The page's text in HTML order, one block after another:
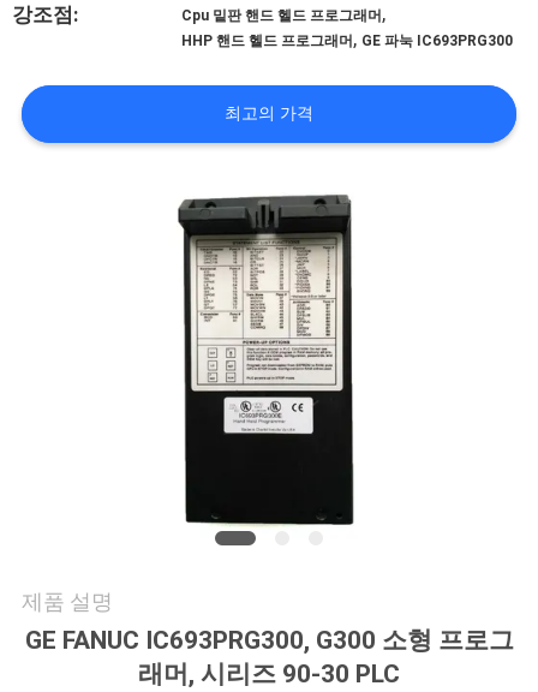
개
공
락
처
강조점: Cpu 밑판 핸드 헬드 프로그래머 ,
HHP 핸드 헬드 프로그래머 , GE 파눅 IC693PRG300
최고의 가격
제품 설명
GE FANUC IC693PRG300, G300 소형 프로그
래머, 시리즈 90-30 PLC